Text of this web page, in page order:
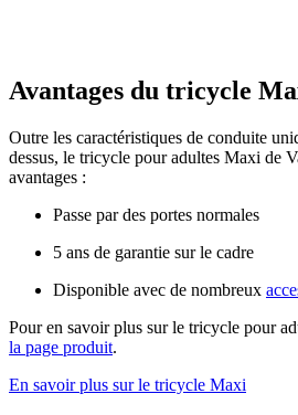
Avantages du tricycle
Outre les caractéristiques de conduite
dessus, le tricycle pour adultes Maxi de
avantages :
Passe par des portes normales
5 ans de garantie sur le cadre
Disponible avec de nombreux
Pour en savoir plus sur le tricycle pour
la page produit.
En savoir plus sur le tricycle Maxi